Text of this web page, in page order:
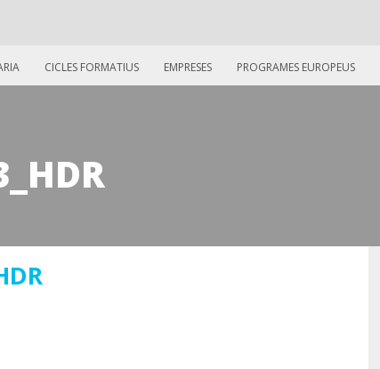
CICLES FORMATIUS EMPRESES PROGRAMES EUROPEUS